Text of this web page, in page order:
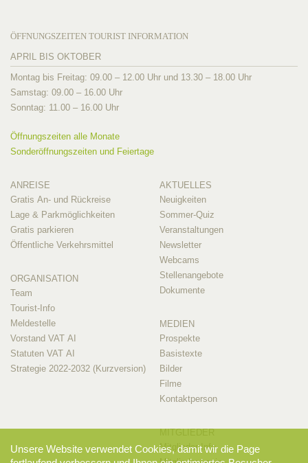
ÖFFNUNGSZEITEN TOURIST INFORMATION
APRIL BIS OKTOBER
Montag bis Freitag: 09.00 – 12.00 Uhr und 13.30 – 18.00 Uhr
Samstag: 09.00 – 16.00 Uhr
Sonntag: 11.00 – 16.00 Uhr
Öffnungszeiten alle Monate
Sonderöffnungszeiten und Feiertage
ANREISE
Gratis An- und Rückreise
Lage & Parkmöglichkeiten
Gratis parkieren
Öffentliche Verkehrsmittel
ORGANISATION
Team
Tourist-Info
Meldestelle
Vorstand VAT AI
Statuten VAT AI
Strategie 2022-2032 (Kurzversion)
AKTUELLES
Neuigkeiten
Sommer-Quiz
Veranstaltungen
Newsletter
Webcams
Stellenangebote
Dokumente
MEDIEN
Prospekte
Basistexte
Bilder
Filme
Kontaktperson
Mitglieder-Info
Unsere Website verwendet Cookies, damit wir die Page